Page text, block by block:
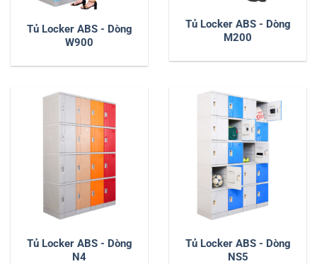
Tủ Locker ABS - Dòng
W900
Tủ Locker ABS - Dòng
M200
Tủ Locker ABS - Dòng
N4
Tủ Locker ABS - Dòng
NS5